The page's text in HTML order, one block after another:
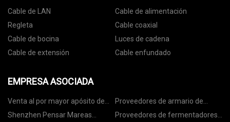
Cable de LAN
Cable de alimentación
Regleta
Cable coaxial
Cable de bocina
Luces de cadena
Cable de extensión
Cable enfundado
EMPRESA ASOCIADA
Venta al por mayor apósito de
espuma de silicona borde rosa
Proveedores de armario de
China
Shenzhen Pensar Mareas Proveedores de fermentadores